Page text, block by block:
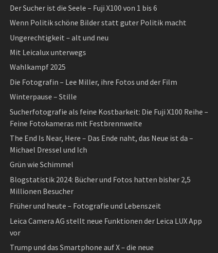
Der Sucher ist die Seele – Fuji X100 von 1 bis 6
Wenn Politik schöne Bilder statt guter Politik macht
Ungerechtigkeit – alt und neu
Mit Leicalux unterwegs
Wahlkampf 2025
Die Fotografin – Lee Miller, ihre Fotos und der Film
Winterpause – Stille
Sucherfotografie als feine Kostbarkeit: Die Fuji X100 Reihe –
Feine Fotokameras mit Festbrennweite
The End Is Near, Here – Das Ende naht, das Neue ist da –
Michael Dressel und Ich
Grün wie Schimmel
Blogstatistik 2024: Bücher und Fotos hatten bisher 2,5
Millionen Besucher
Früher und heute – Fotografie und Lebenszeit
Leica Camera AG stellt neue Funktionen der Leica LUX App
vor
Trump und das Smartphone auf X – die neue